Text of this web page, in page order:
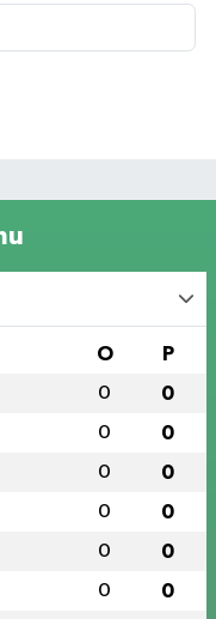
O P
0 0
0 0
0 0
0 0
0 0
0 0